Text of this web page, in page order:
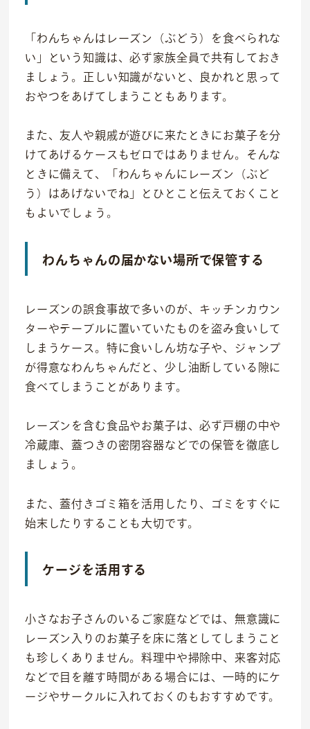
「わんちゃんはレーズン（ぶどう）を食べられな
い」という知識は、必ず家族全員で共有しておき
ましょう。正しい知識がないと、良かれと思って
おやつをあげてしまうこともあります。
また、友人や親戚が遊びに来たときにお菓子を分
けてあげるケースもゼロではありません。そんな
ときに備えて、「わんちゃんにレーズン（ぶど
う）はあげないでね」とひとこと伝えておくこと
もよいでしょう。
わんちゃんの届かない場所で保管する
レーズンの誤食事故で多いのが、キッチンカウン
ターやテーブルに置いていたものを盗み食いして
しまうケース。特に食いしん坊な子や、ジャンプ
が得意なわんちゃんだと、少し油断している隙に
食べてしまうことがあります。
レーズンを含む食品やお菓子は、必ず戸棚の中や
冷蔵庫、蓋つきの密閉容器などでの保管を徹底し
ましょう。
また、蓋付きゴミ箱を活用したり、ゴミをすぐに
始末したりすることも大切です。
ケージを活用する
小さなお子さんのいるご家庭などでは、無意識に
レーズン入りのお菓子を床に落としてしまうこと
も珍しくありません。料理中や掃除中、来客対応
などで目を離す時間がある場合には、一時的にケ
ージやサークルに入れておくのもおすすめです。